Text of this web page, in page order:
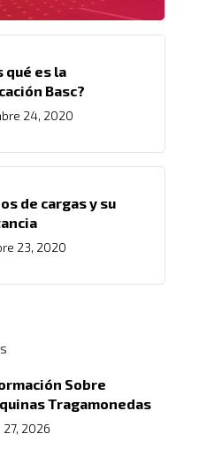
qué es la
Basc?
24, 2020
de cargas y su
23, 2020
Sobre
Tragamonedas
27, 2026
Transporte Terrestre
Servicio En